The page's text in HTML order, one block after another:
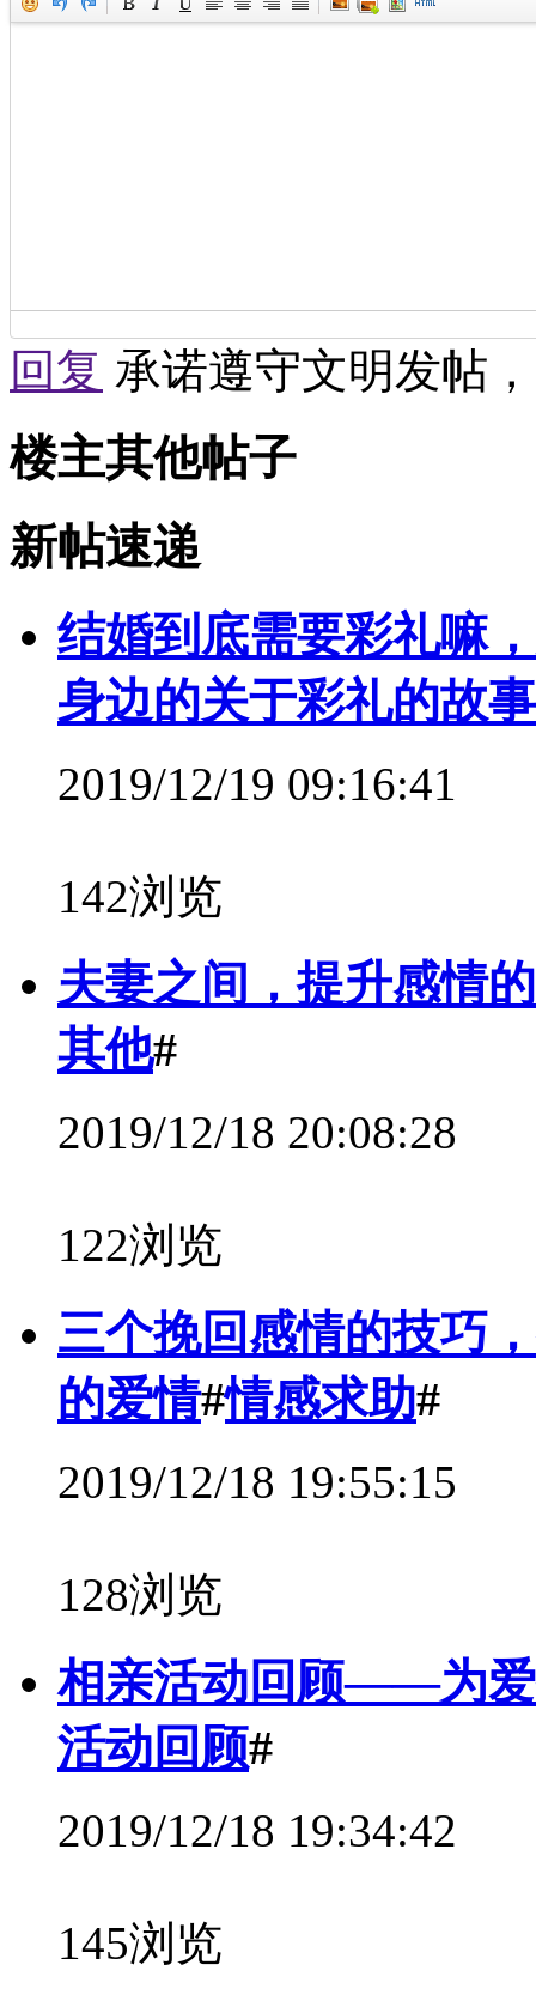
回复 承诺遵守文明发帖
楼主其他帖子
新帖速递
结婚到底需要彩礼嘛
身边的关于彩礼的故
2019/12/19 09:16:41
142浏览
夫妻之间，提升感情
其他#
2019/12/18 20:08:28
122浏览
三个挽回感情的技巧
的爱情#情感求助#
2019/12/18 19:55:15
128浏览
相亲活动回顾——为
活动回顾#
2019/12/18 19:34:42
145浏览